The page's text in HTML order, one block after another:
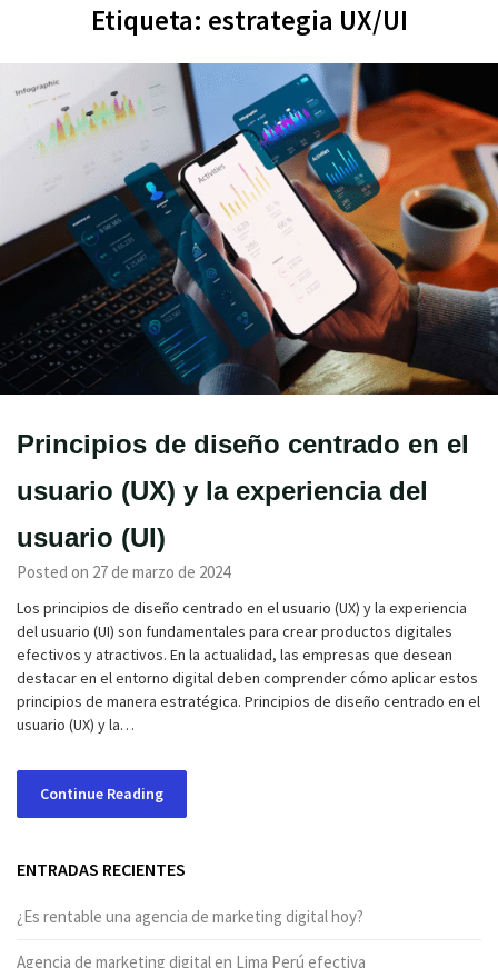
Etiqueta: estrategia UX/UI
Principios de diseño centrado en el
usuario (UX) y la experiencia del
usuario (UI)
Posted on 27 de marzo de 2024
Los principios de diseño centrado en el usuario (UX) y la experiencia
del usuario (UI) son fundamentales para crear productos digitales
efectivos y atractivos. En la actualidad, las empresas que desean
destacar en el entorno digital deben comprender cómo aplicar estos
principios de manera estratégica. Principios de diseño centrado en el
usuario (UX) y la…
Continue Reading
ENTRADAS RECIENTES
¿Es rentable una agencia de marketing digital hoy?
Agencia de marketing digital en Lima Perú efectiva